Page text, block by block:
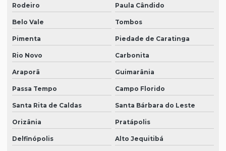
Rodeiro Paula Cândido
Belo Vale Tombos
Pimenta Piedade de Caratinga
Rio Novo Carbonita
Araporã Guimarânia
Passa Tempo Campo Florido
Santa Rita de Caldas Santa Bárbara do Leste
Orizânia Pratápolis
Delfinópolis Alto Jequitibá